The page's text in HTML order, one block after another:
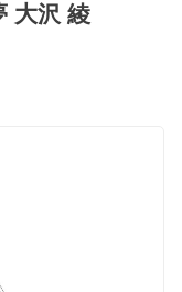
大沢 綾